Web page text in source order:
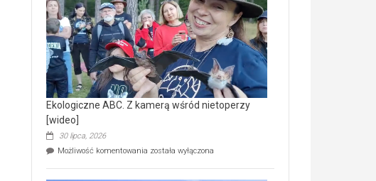
skarb
natury
[wideo]
Ekologiczne ABC. Z kamerą wśród nietoperzy
[wideo]
30 lipca, 2026
Możliwość komentowania Ekologiczne
została wyłączona